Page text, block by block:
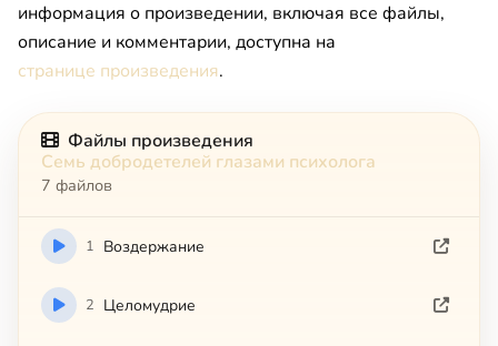
информация о произведении, включая все файлы,
описание и комментарии, доступна на
странице произведения.
Файлы произведения
Семь добродетелей глазами психолога
7 файлов
1 Воздержание
2 Целомудрие